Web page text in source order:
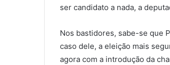
ser candidato a nada, a
Nos bastidores, sabe-se que
caso dele, a eleição mais
agora com a introdução da